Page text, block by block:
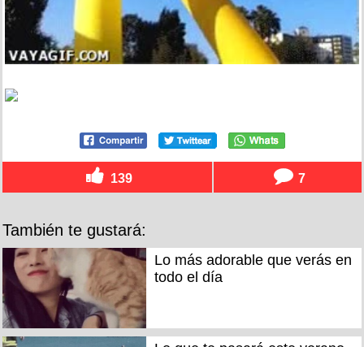
139 7
También te gustará:
Lo más adorable que verás en
todo el día